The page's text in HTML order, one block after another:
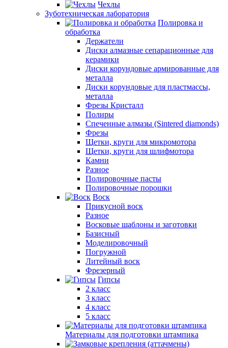
Чехлы
Зуботехническая лаборатория
Полировка и
обработка
Держатели
Диски алмазные сепарационные для
керамики
Диски корундовые армированные для
металла
Диски корундовые для пластмассы,
металла
Фрезы Кристалл
Полиры
Спеченные алмазы (Sintered diamonds)
Фрезы
Щетки, круги для микромотора
Щетки, круги для шлифмотора
Камни
Разное
Полировочные пасты
Полировочные порошки
Воск
Прикусной воск
Разное
Восковые шаблоны и заготовки
Базисный
Моделировочный
Погружной
Литейный воск
Фрезерный
Гипсы
2 класс
3 класс
4 класс
5 класс
Материалы для подготовки штампика